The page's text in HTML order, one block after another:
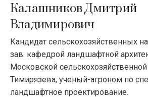
Калашников Дмитрий
Владимирович
Кандидат сельскохозяйственных
зав. кафедрой ландшафтной
Московской
Тимирязева, ученый-агроном по
ландшафтное проектирование.